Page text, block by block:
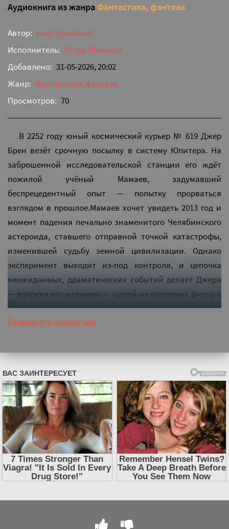
Аудиокнига из жанра Фантастика, фэнтези
Автор: Ник Горькавый
Исполнитель: Игорь Ломакин
Добавлено: 31-05-2026, 20:02
Жанр: Фантастика, фэнтези
Просмотров: 70
В 2252 году юный космический курьер № 619 Джер
Брен везёт срочную посылку в систему Юпитера. На
заброшенной исследовательской станции его ждёт
пожилой учёный Мамаев, задумавший
беспрецедентный опыт — попытку прорваться
взглядом в прошлое.Мамаев хочет увидеть 2013 год и
момент падения печально знаменитого Челябинского
астероида, ставшего отправной точкой катастрофы,
изменившей судьбу земной цивилизации. Однако
эксперимент выходит из-под контроля, и цепочка
неожиданных, драматических событий делает Джера
— вопреки его желанию — одной из ключевых фигур в
истории человечества.
Слушать аудиокнигу "Курьер-619 - Ник Горькавый"
Развернуть полностью